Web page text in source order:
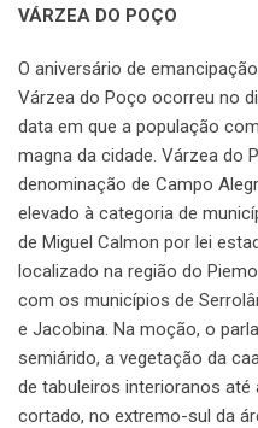
VÁRZEA DO POÇO
O aniversário de
Várzea do Poço ocorreu no
data em que a população
magna da cidade. Várzea do
denominação de Campo
elevado à categoria de
de Miguel Calmon por lei
localizado na região do
com os municípios de
e Jacobina. Na moção, o
semiárido, a vegetação da
de tabuleiros interioranos até
cortado, no extremo-sul da